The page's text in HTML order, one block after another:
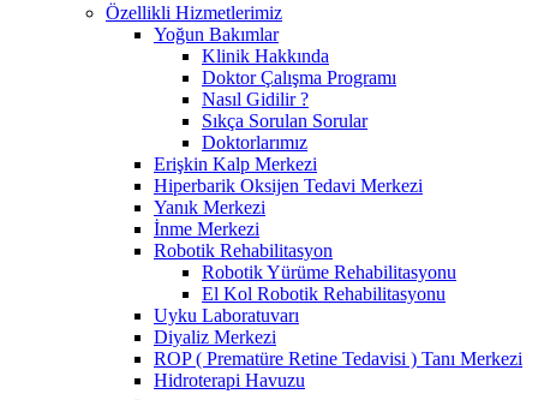
Özellikli Hizmetlerimiz
Yoğun Bakımlar
Klinik Hakkında
Doktor Çalışma Programı
Nasıl Gidilir ?
Sıkça Sorulan Sorular
Doktorlarımız
Erişkin Kalp Merkezi
Hiperbarik Oksijen Tedavi Merkezi
Yanık Merkezi
İnme Merkezi
Robotik Rehabilitasyon
Robotik Yürüme Rehabilitasyonu
El Kol Robotik Rehabilitasyonu
Uyku Laboratuvarı
Diyaliz Merkezi
ROP ( Prematüre Retine Tedavisi ) Tanı Merkezi
Hidroterapi Havuzu